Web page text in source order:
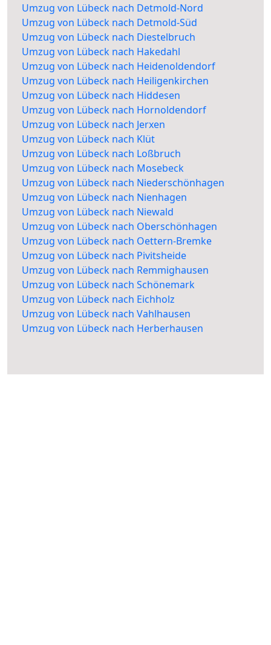
Umzug von Lübeck nach Detmold-Nord
Umzug von Lübeck nach Detmold-Süd
Umzug von Lübeck nach Diestelbruch
Umzug von Lübeck nach Hakedahl
Umzug von Lübeck nach Heidenoldendorf
Umzug von Lübeck nach Heiligenkirchen
Umzug von Lübeck nach Hiddesen
Umzug von Lübeck nach Hornoldendorf
Umzug von Lübeck nach Jerxen
Umzug von Lübeck nach Klüt
Umzug von Lübeck nach Loßbruch
Umzug von Lübeck nach Mosebeck
Umzug von Lübeck nach Niederschönhagen
Umzug von Lübeck nach Nienhagen
Umzug von Lübeck nach Niewald
Umzug von Lübeck nach Oberschönhagen
Umzug von Lübeck nach Oettern-Bremke
Umzug von Lübeck nach Pivitsheide
Umzug von Lübeck nach Remmighausen
Umzug von Lübeck nach Schönemark
Umzug von Lübeck nach Eichholz
Umzug von Lübeck nach Vahlhausen
Umzug von Lübeck nach Herberhausen